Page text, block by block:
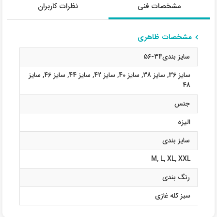
مشخصات فنی نظرات کاربران
مشخصات ظاهری
سایز بندی34-56
سایز 36
, سایز 38 , سایز 40 , سایز 42 , سایز 44 , سایز 46 , سایز
48
جنس
الیزه
سایز بندی
M, L,XL,XXL
رنگ بندی
سبز کله غازی